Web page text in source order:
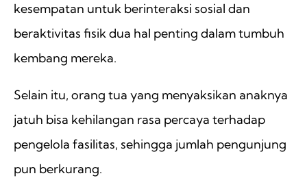
kesempatan untuk berinteraksi sosial dan
beraktivitas fisik dua hal penting dalam tumbuh
kembang mereka.
Selain itu, orang tua yang menyaksikan anaknya
jatuh bisa kehilangan rasa percaya terhadap
pengelola fasilitas, sehingga jumlah pengunjung
pun berkurang.